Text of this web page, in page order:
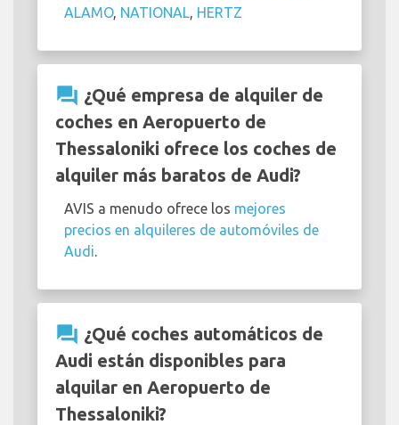
ALAMO, NATIONAL HERTZ
question_answer ¿Qué empresa de alquiler de
coches en Aeropuerto de
Thessaloniki ofrece los coches de
alquiler más baratos de Audi?
AVIS a menudo ofrece los mejores
precios en alquileres de automóviles de
Audi
question_answer ¿Qué coches automáticos de
Audi están disponibles para
alquilar en Aeropuerto de
Thessaloniki?